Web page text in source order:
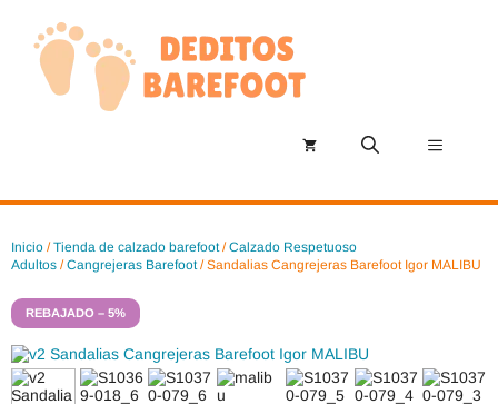
contenido
Menú
Inicio /Tienda de calzado barefoot/Calzado Respetuoso
Adultos /Cangrejeras Barefoot/ Sandalias Cangrejeras Barefoot Igor MALIBU
REBAJADO – 5%